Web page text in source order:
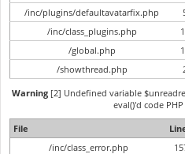
/inc/plugins/defaultavatarfix.php
/inc/class_plugins.php
/global.php
/showthread.php
Warning [2] Undefined variable
eval()'d code
File
/inc/class_error.php